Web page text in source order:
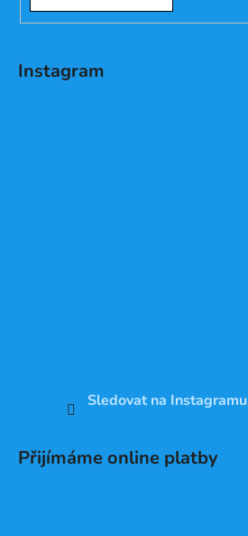
Instagram
Sledovat na Instagramu
Přijímáme online platby